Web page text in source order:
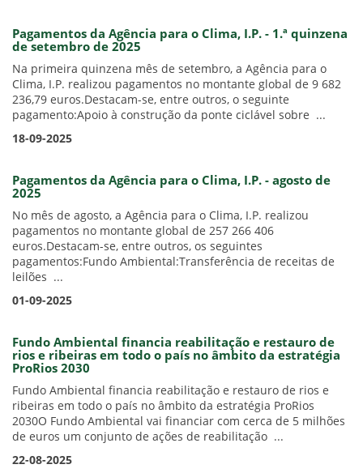
Pagamentos da Agência para o Clima, I.P. - 1.ª quinzena
de setembro de 2025
Na primeira quinzena mês de setembro, a Agência para o
Clima, I.P. realizou pagamentos no montante global de 9 682
236,79 euros.Destacam-se, entre outros, o seguinte
pagamento:Apoio à construção da ponte ciclável sobre ...
18-09-2025
Pagamentos da Agência para o Clima, I.P. - agosto de
2025
No mês de agosto, a Agência para o Clima, I.P. realizou
pagamentos no montante global de 257 266 406
euros.Destacam-se, entre outros, os seguintes
pagamentos:Fundo Ambiental:Transferência de receitas de
leilões ...
01-09-2025
Fundo Ambiental financia reabilitação e restauro de
rios e ribeiras em todo o país no âmbito da estratégia
ProRios 2030
Fundo Ambiental financia reabilitação e restauro de rios e
ribeiras em todo o país no âmbito da estratégia ProRios
2030O Fundo Ambiental vai financiar com cerca de 5 milhões
de euros um conjunto de ações de reabilitação ...
22-08-2025